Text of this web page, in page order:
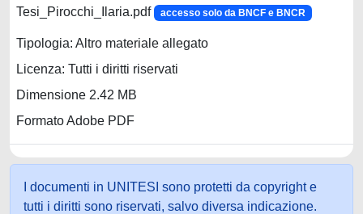
Tesi_Pirocchi_Ilaria.pdf accesso solo da BNCF e BNCR
Tipologia: Altro materiale allegato
Licenza: Tutti i diritti riservati
Dimensione 2.42 MB
Formato Adobe PDF
I documenti in UNITESI sono protetti da copyright e
tutti i diritti sono riservati, salvo diversa indicazione.